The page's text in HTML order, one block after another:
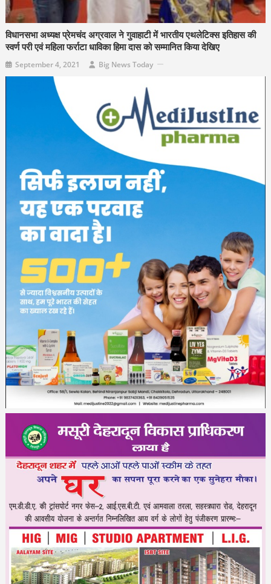
विधानसभा अध्यक्ष प्रेमचंद अग्रवाल ने गुवाहाटी में भारतीय एथलेटिक्स इतिहास की
स्वर्ण परी एवं महिला फर्राटा धाविका हिमा दास को सम्मानित किया देखिए
September 4, 2021 Big News Today